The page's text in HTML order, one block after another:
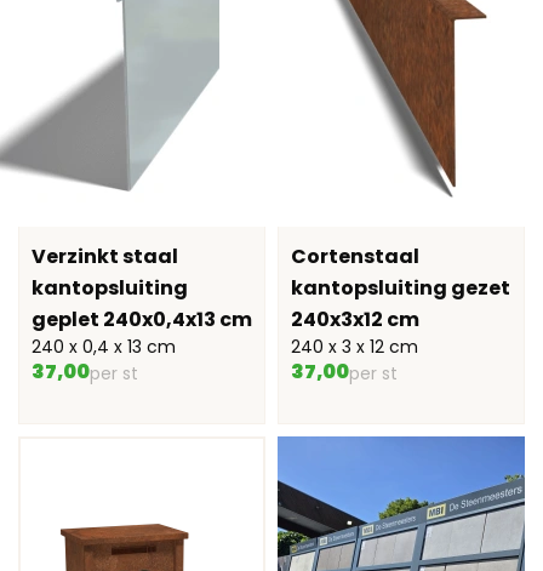
Verzinkt staal
kantopsluiting
geplet 240x0,4x13 cm
240 x 0,4 x 13 cm
37,00per st
Cortenstaal
kantopsluiting gezet
240x3x12 cm
240 x 3 x 12 cm
37,00per st